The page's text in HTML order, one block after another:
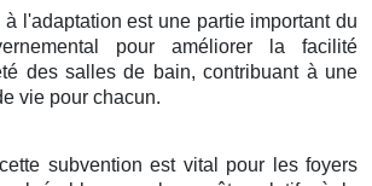
à l'adaptation est une partie important du
pour améliorer la facilité
des salles de bain, contribuant à une
vie pour chacun.
subvention est vital pour les foyers